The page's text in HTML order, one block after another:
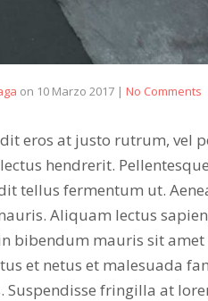
on 10 Marzo 2017 | No Comments
eros at justo rutrum, vel
hendrerit.
tellus fermentum ut.
Aliquam lectus
bibendum mauris sit
et netus et malesuada
fringilla at